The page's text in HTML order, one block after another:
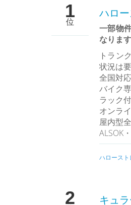
1
位
ハロ
一部物
なります
トラン
状況は要
全国対
バイク
ラック
オンラ
屋内型
ALSOK
ハロース
2
キュ